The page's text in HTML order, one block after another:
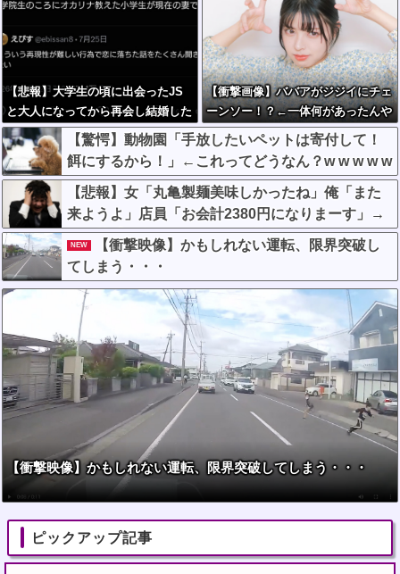
【悲報】大学生の頃に出会ったJS
と大人になってから再会し結婚した
男、大炎上してしまう
【衝撃画像】ババアがジジイにチェ
ーンソー！？←一体何があったんや
コレw w w w w w w w w
【驚愕】動物園「手放したいペットは寄付して！
餌にするから！」←これってどうなん？w w w w w
w w w w w
【悲報】女「丸亀製麺美味しかったね」俺「また
来ようよ」店員「お会計2380円になりまーす」→
その後『こう』なったんだが俺悪くないよ
な？？？？？？？？
NEW
【衝撃映像】かもしれない運転、限界突破し
てしまう・・・
【衝撃映像】かもしれない運転、限界突破してしまう・・・
ピックアップ記事